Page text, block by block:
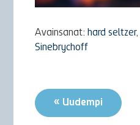
Avainsanat: hard seltzer,
Sinebrychoff
« Uudempi